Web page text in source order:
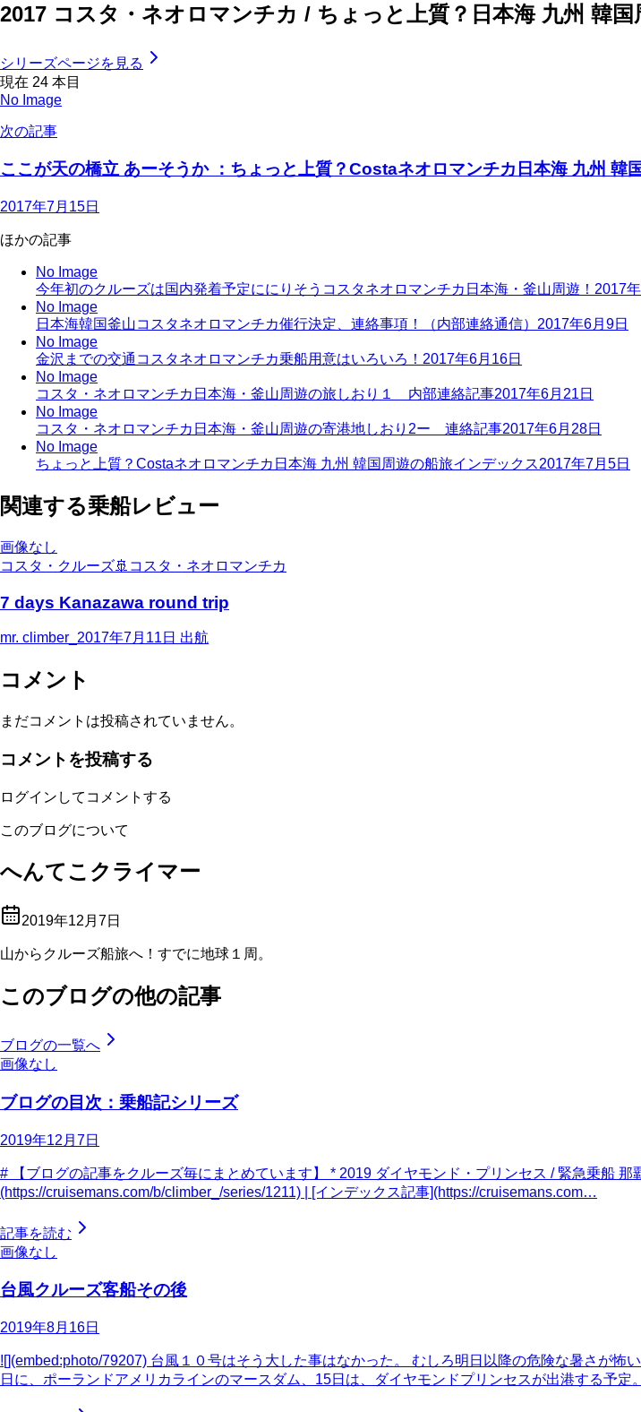
2017 コスタ・ネオロマンチカ / ちょっと上質？日本海 九州 韓国
シリーズページを見る
現在 24 本目
No Image
次の記事
ここが天の橋立 あーそうか ：ちょっと上質？Costaネオロマンチカ日本海 九州 韓
2017年7月15日
ほかの記事
No Image
今年初のクルーズは国内発着予定ににりそうコスタネオロマンチカ日本海・釜山周遊！ 2017
No Image
日本海韓国釜山コスタネオロマンチカ催行決定、連絡事項！（内部連絡通信） 2017年6月9日
No Image
金沢までの交通コスタネオロマンチカ乗船用意はいろいろ！ 2017年6月16日
No Image
コスタ・ネオロマンチカ日本海・釜山周遊の旅しおり１ 内部連絡記事2017年6月21日
No Image
コスタ・ネオロマンチカ日本海・釜山周遊の寄港地しおり2ー 連絡記事2017年6月28日
No Image
ちょっと上質？Costaネオロマンチカ日本海 九州 韓国周遊の船旅インデックス2017年7月5日
関連する乗船レビュー
画像なし
コスタ・クルーズ🚢 コスタ・ネオロマンチカ
7 days Kanazawa round trip
mr. climber_ 2017年7月11日 出航
コメント
まだコメントは投稿されていません。
コメントを投稿する
ログインしてコメントする
このブログについて
へんてこクライマー
2019年12月7日
山からクルーズ船旅へ！すでに地球１周。
このブログの他の記事
ブログの一覧へ
画像なし
ブログの目次：乗船記シリーズ
2019年12月7日
# 【ブログの記事をクルーズ毎にまとめています】 * 2019 ダイヤモンド・プリンセス / 緊急乗船 那
(https://cruisemans.com/b/climber_/series/1211) | [インデックス記事](https://cruisemans.com…
記事を読む
画像なし
台風クルーズ客船その後
2019年8月16日
![](embed:photo/79207) 台風１０号はそう大した事はなかった。 むしろ明日以降の危険な暑さが
日に、ポーランドアメリカラインのマースダム、15日は、ダイヤモンドプリンセスが出港する予